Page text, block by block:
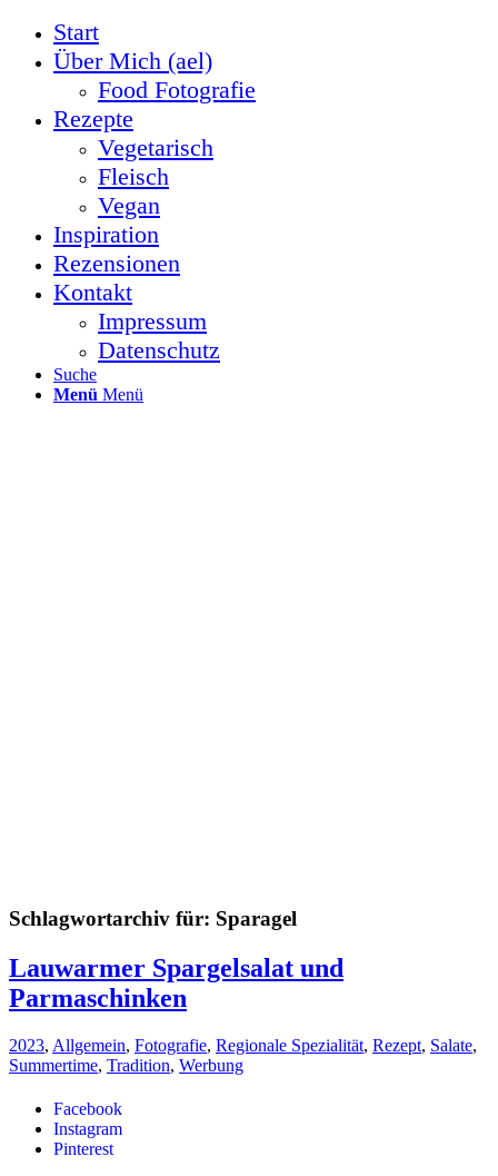
Start
Über Mich (ael)
Food Fotografie
Rezepte
Vegetarisch
Fleisch
Vegan
Inspiration
Rezensionen
Kontakt
Impressum
Datenschutz
Suche
Menü Menü
Facebook
Instagram
Pinterest
Schlagwortarchiv für: Sparagel
Lauwarmer Spargelsalat und
Parmaschinken
2023, Allgemein, Fotografie, Regionale Spezialität, Rezept, Salate,
Summertime, Tradition, Werbung